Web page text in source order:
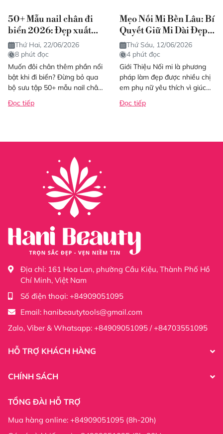
50+ Mẫu nail chân đi
biển 2026: Đẹp xuất
sắc, cá tính, tôn đôi
chân
Thứ Hai, 22/06/2026
8 phút đọc
Muốn đôi chân thêm phần nổi
bật khi đi biển? Đừng bỏ qua
bộ sưu tập 50+ mẫu nail chân
mới nhất 2026. Đảm bảo
bạn...
Đọc tiếp
Mẹo Nối Mi Bền Lâu: Bí
Quyết Giữ Mi Dài Đẹp
Tự Nhiên Lâu Dài
Thứ Sáu, 12/06/2026
4 phút đọc
Giới Thiệu Nối mi là phương
pháp làm đẹp được nhiều chị
em phụ nữ yêu thích vì giúc
đôi mắt trở nên to tròn, sắc
nét...
Đọc tiếp
Địa chỉ: 161 Hoa Lan, phường Cầu Kiệu, Thành Phố Hồ
Chí Minh, Việt Nam
Số điện thoại: +84909051095
Email: hanibeautytools@gmail.com
Zalo, Viber & Whatsapp: +84909051095 / +84703551095
HỖ TRỢ KHÁCH HÀNG
CHÍNH SÁCH
TỔNG ĐÀI HỖ TRỢ
Mua hàng online: +84909051095 (8h-20h)